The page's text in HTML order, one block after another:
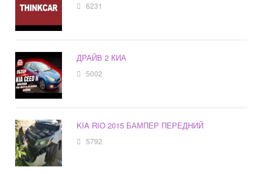
6231
ДРАЙВ 2 КИА
5002
KIA RIO 2015 БАМПЕР ПЕРЕДНИЙ
5792